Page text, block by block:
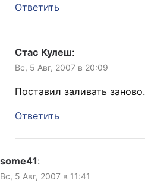
Ответить
Стас Кулеш:
Вс, 5 Авг, 2007 в 20:09
Поставил заливать заново.
Ответить
some41:
Вс, 5 Авг, 2007 в 11:41